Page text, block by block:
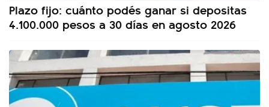
Plazo fijo: cuánto podés ganar si depositas
4.100.000 pesos a 30 días en agosto 2026